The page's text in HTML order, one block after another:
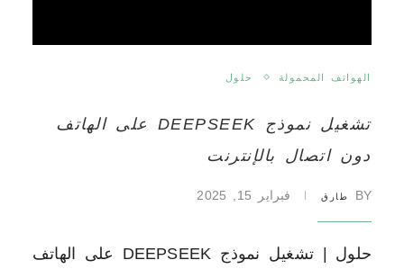
الهواتف المحمولة حلول
تشغيل نموذج DEEPSEEK على الهاتف
دون اتصال بالإنترنت
BY طارق فبراير 15, 2025
حلول | تشغيل نموذج DEEPSEEK على الهاتف